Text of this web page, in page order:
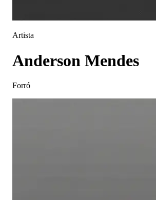
Artista
Anderson Mendes
Forró